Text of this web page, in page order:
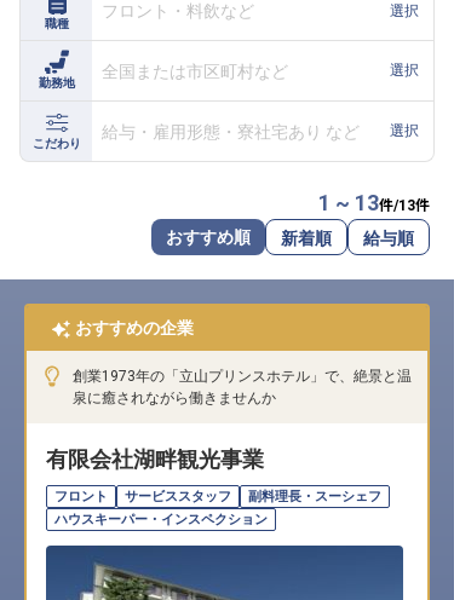
ご利用の流れ
よくある質問
ホテル・宿泊業界情報コラム
転職サポートに申し込む
採用をお考えの企業様へ
職種
フロント・料飲など 選択
勤務地
全国または市区町村など 選択
こだわり
給与・雇用形態・寮社宅あり など 選択
1 ~ 13件/13件
おすすめ順 新着順 給与順
おすすめの企業
創業1973年の「立山プリンスホテル」で、絶景と温
泉に癒されながら働きませんか
有限会社湖畔観光事業
フロント サービススタッフ
副料理長・スーシェフ
ハウスキーパー・インスペクション